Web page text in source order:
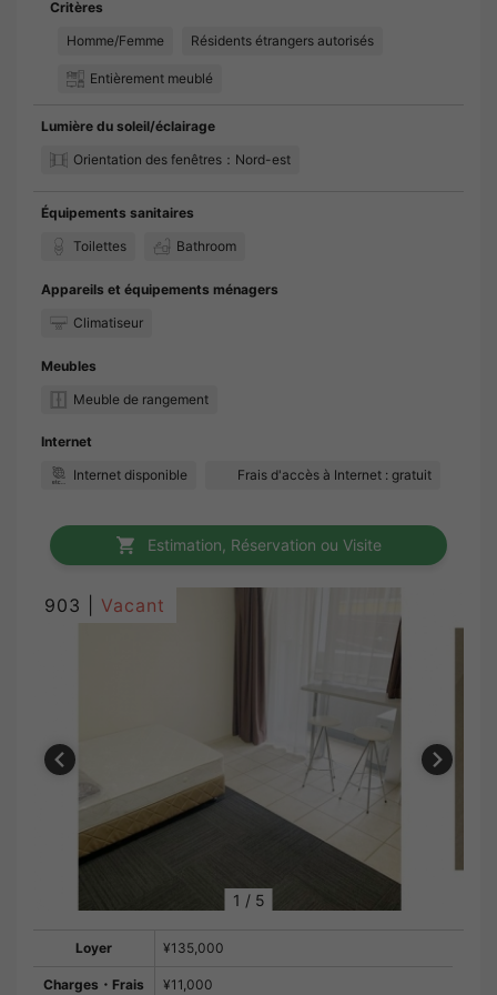
Critères
Homme/Femme
Résidents étrangers autorisés
Entièrement meublé
Lumière du soleil/éclairage
Orientation des fenêtres：Nord-est
Équipements sanitaires
Toilettes
Bathroom
Appareils et équipements ménagers
Climatiseur
Meubles
Meuble de rangement
Internet
Internet disponible
Frais d'accès à Internet : gratuit
Estimation, Réservation ou Visite
903 | Vacant
1 / 5
Loyer ¥135,000
Charges・Frais
¥11,000